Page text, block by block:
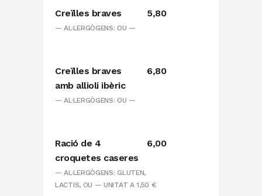
Creïlles braves 5,80
— AL·LERGÒGENS: OU —
Creïlles braves
amb allioli ibèric
6,80
— AL·LERGÒGENS: OU —
Ració de 4
croquetes caseres
6,00
— AL·LERGÒGENS: GLUTEN,
LACTIS, OU — UNITAT A 1,50 €